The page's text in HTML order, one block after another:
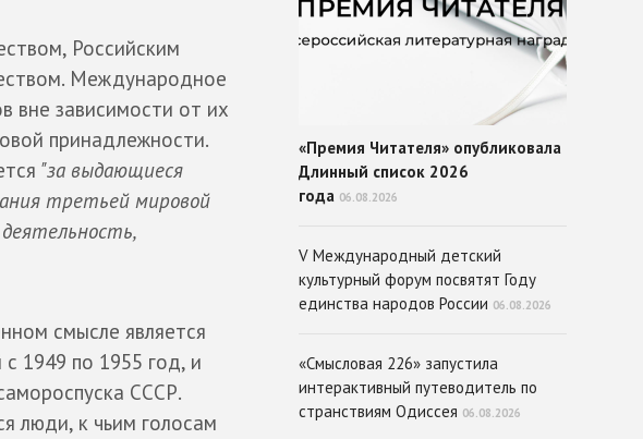
Российским
Международное
вне зависимости от их
принадлежности.
"за выдающиеся
третьей мировой
смысле является
1949 по 1955 год, и
СССР.
люди, к чьим голосам
«Премия Читателя» опубликовала
Длинный список 2026
года 06.08.2026
V Международный детский
культурный форум посвятят Году
единства народов России 06.08.2026
«Смысловая 226» запустила
интерактивный путеводитель по
странствиям Одиссея 06.08.2026